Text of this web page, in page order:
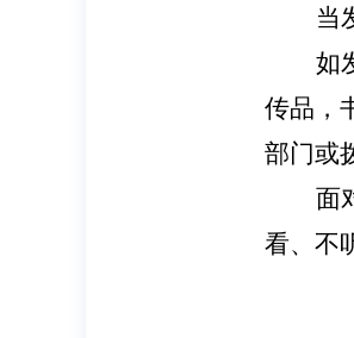
当
如
传品，
部门或
面
看、不